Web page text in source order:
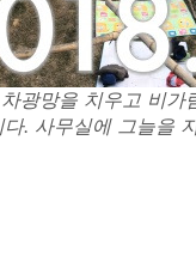
광망을 치우고 비가
. 사무실에 그늘을